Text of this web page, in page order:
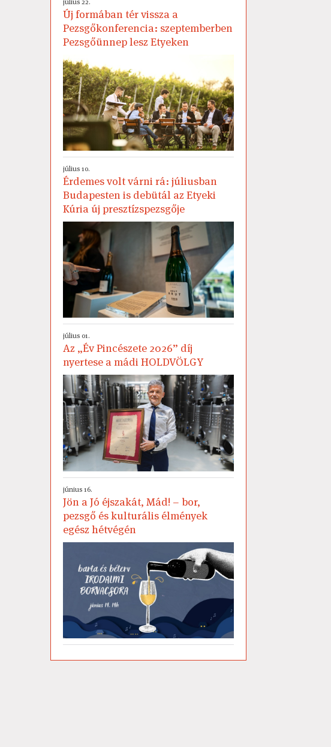
Új formában tér vissza a
Pezsgőkonferencia: szeptemberben
Pezsgőünnep lesz Etyeken
július 10.
Érdemes volt várni rá: júliusban
Budapesten is debütál az Etyeki
Kúria új presztízspezsgője
július 01.
Az „Év Pincészete 2026” díj
nyertese a mádi HOLDVÖLGY
június 16.
Jön a Jó éjszakát, Mád! – bor,
pezsgő és kulturális élmények
egész hétvégén